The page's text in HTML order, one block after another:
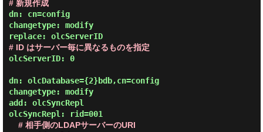
# 新規作成
dn: cn=config
changetype: modify
replace: olcServerID
# ID はサーバー毎に異なるものを指定
olcServerID: 0
dn: olcDatabase={2}bdb,cn=config
changetype: modify
add: olcSyncRepl
# 相手側のLDAPサーバーのURI